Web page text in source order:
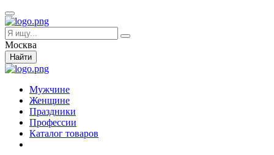
Москва
Найти
Мужчине
Женщине
Праздники
Профессии
Каталог товаров